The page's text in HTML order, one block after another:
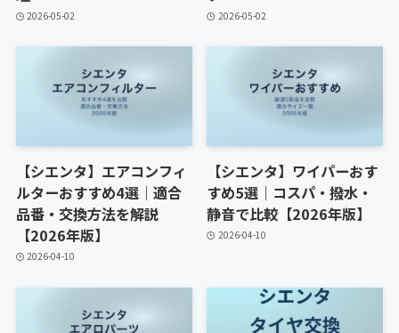
2026-05-02 2026-05-02
【シエンタ】エアコンフィ
ルターおすすめ4選｜適合
品番・交換方法を解説
【2026年版】
2026-04-10
【シエンタ】ワイパーおす
すめ5選｜コスパ・撥水・
静音で比較【2026年版】
2026-04-10